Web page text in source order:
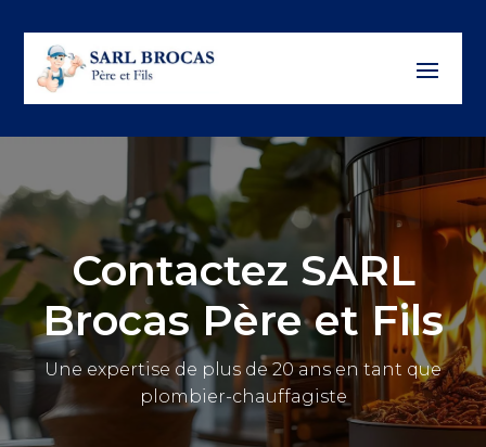
Contactez SARL
Brocas Père et Fils
Une expertise de plus de 20 ans en tant que
plombier-chauffagiste